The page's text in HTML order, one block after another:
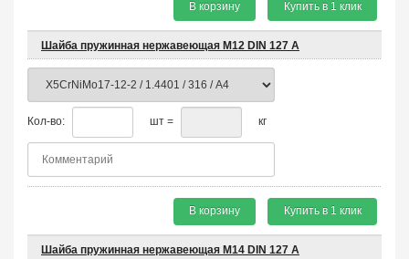
В корзину Купить в 1 клик
Шайба пружинная нержавеющая М12 DIN 127 A
Кол-во: шт = кг
В корзину Купить в 1 клик
Шайба пружинная нержавеющая М14 DIN 127 A